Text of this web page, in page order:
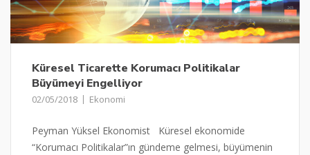
Küresel Ticarette Korumacı Politikalar
Büyümeyi Engelliyor
02/05/2018 Ekonomi
Peyman Yüksel Ekonomist Küresel ekonomide
“Korumacı Politikalar”ın gündeme gelmesi, büyümenin